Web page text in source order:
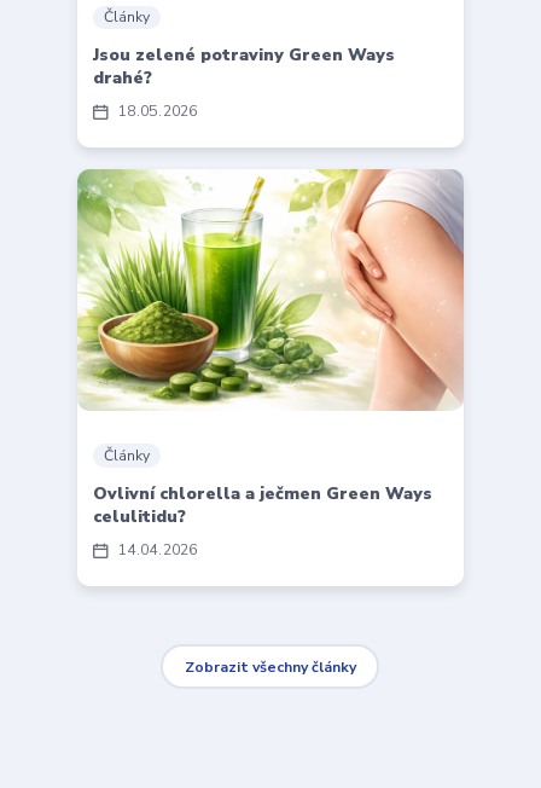
18 05 2026
Články
Jsou zelené potraviny Green Ways
drahé?
14 04 2026
Články
Ovlivní chlorella a ječmen Green Ways
celulitidu?
Zobrazit všechny články